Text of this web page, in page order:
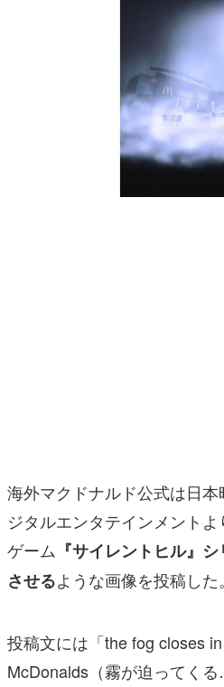
ゲームが変えた日
「経験値」「裏技」「
の起源や用法の変遷を、
イニーP氏が徹底調査。
カテゴリ
海外マクドナルド公式は日
ジタルエンタテインメント
ゲーム 『サイレントヒル』
させるような画像を投稿した。
投稿文には「the fog closes
McDonalds（霧が迫ってく